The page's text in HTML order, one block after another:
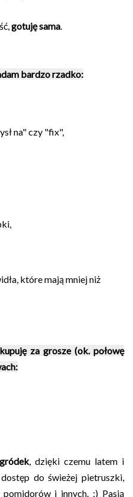
gotuję sama
bardzo rzadko:
na" czy "fix",
które mają mniej niż
za grosze (ok. połowę
, dzięki czemu latem i
do świeżej pietruszki,
i innych. :) Pasją